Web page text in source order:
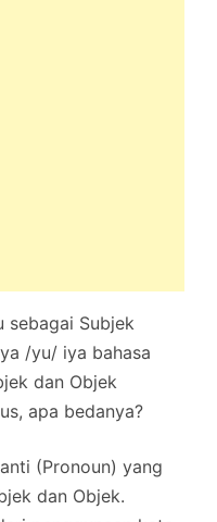
sebagai Subjek
/yu/ iya bahasa
dan Objek
apa bedanya?
(Pronoun) yang
dan Objek.